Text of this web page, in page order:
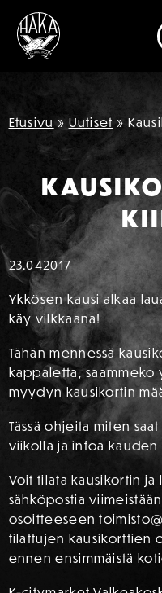
Siirry sisältöön
Etusivu » Uutiset »
23.042017
Ykkösen kausi alkaa
käy vilkkaana!
Tähän mennessä
kappaletta,
myydyn kausikortin
Tässä ohjeita miten
viikolla ja infoa kauden
Voit tilata kausikortin ja
sähköpostia
osoitteeseen
tilattujen kausikorttien
ennen ensimmäistä